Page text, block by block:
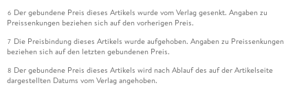
6 Der gebundene Preis dieses Artikels wurde vom Verlag gesenkt. Angaben zu
Preissenkungen beziehen sich auf den vorherigen Preis.
7 Die Preisbindung dieses Artikels wurde aufgehoben. Angaben zu Preissenkungen
beziehen sich auf den letzten gebundenen Preis.
8 Der gebundene Preis dieses Artikels wird nach Ablauf des auf der Artikelseite
dargestellten Datums vom Verlag angehoben.